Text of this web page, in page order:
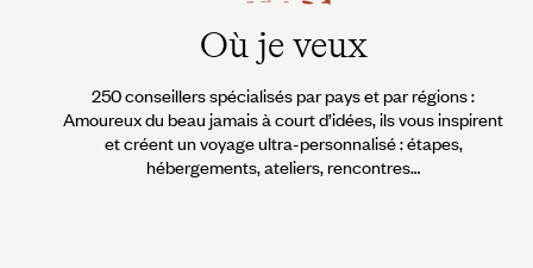
Où je veux
250 conseillers spécialisés par pays et par régions :
Amoureux du beau jamais à court d’idées, ils vous inspirent
et créent un voyage ultra-personnalisé : étapes,
hébergements, ateliers, rencontres…